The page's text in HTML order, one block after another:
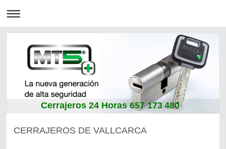
Cerrajeros 24 Horas 657 173 480
CERRAJEROS DE VALLCARCA